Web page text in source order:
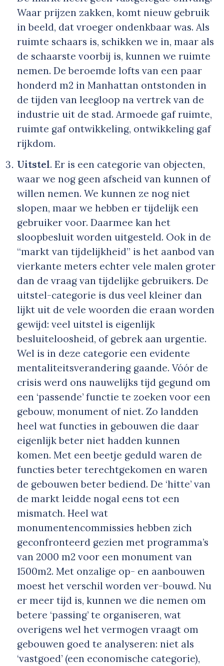
Waar prijzen zakken, komt nieuw gebruik
in beeld, dat vroeger ondenkbaar was. Als
ruimte schaars is, schikken we in, maar als
de schaarste voorbij is, kunnen we ruimte
nemen. De beroemde lofts van een paar
honderd m2 in Manhattan ontstonden in
de tijden van leegloop na vertrek van de
industrie uit de stad. Armoede gaf ruimte,
ruimte gaf ontwikkeling, ontwikkeling gaf
rijkdom.
Uitstel. Er is een categorie van objecten,
waar we nog geen afscheid van kunnen of
willen nemen. We kunnen ze nog niet
slopen, maar we hebben er tijdelijk een
gebruiker voor. Daarmee kan het
sloopbesluit worden uitgesteld. Ook in de
“markt van tijdelijkheid” is het aanbod van
vierkante meters echter vele malen groter
dan de vraag van tijdelijke gebruikers. De
uitstel-categorie is dus veel kleiner dan
lijkt uit de vele woorden die eraan worden
gewijd: veel uitstel is eigenlijk
besluiteloosheid, of gebrek aan urgentie.
Wel is in deze categorie een evidente
mentaliteitsverandering gaande. Vóór de
crisis werd ons nauwelijks tijd gegund om
een ‘passende’ functie te zoeken voor een
gebouw, monument of niet. Zo landden
heel wat functies in gebouwen die daar
eigenlijk beter niet hadden kunnen
komen. Met een beetje geduld waren de
functies beter terechtgekomen en waren
de gebouwen beter bediend. De ‘hitte’ van
de markt leidde nogal eens tot een
mismatch. Heel wat
monumentencommissies hebben zich
geconfronteerd gezien met programma’s
van 2000 m2 voor een monument van
1500m2. Met onzalige op- en aanbouwen
moest het verschil worden ver-bouwd. Nu
er meer tijd is, kunnen we die nemen om
betere ‘passing’ te organiseren, wat
overigens wel het vermogen vraagt om
gebouwen goed te analyseren: niet als
‘vastgoed’ (een economische categorie),